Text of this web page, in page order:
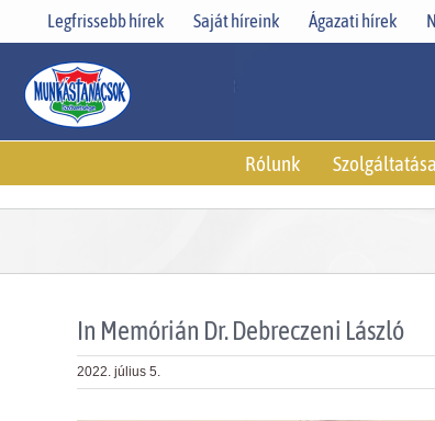
Legfrissebb hírek Saját híreink Ágazati hírek
Rólunk
In Memórián Dr. Debreczeni László
2022. július 5.